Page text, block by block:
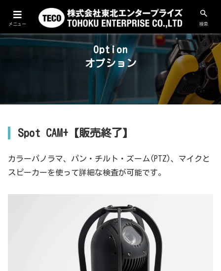
Option
Spot CAM+【販売終了】
カラーパノラマ、パン・チルト・ズーム(PTZ)、マイクと
スピーカーを使って詳細な検査が可能です。
メニュー 検索